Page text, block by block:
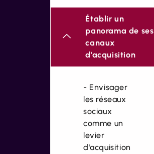
Établir un
panorama de ses
canaux
d'acquisition
- Envisager
les réseaux
sociaux
comme un
levier
d'acquisition